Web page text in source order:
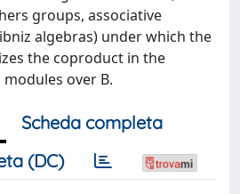
groups, associative
algebras) under which the
the coproduct in the
over B.
Scheda completa
(DC)